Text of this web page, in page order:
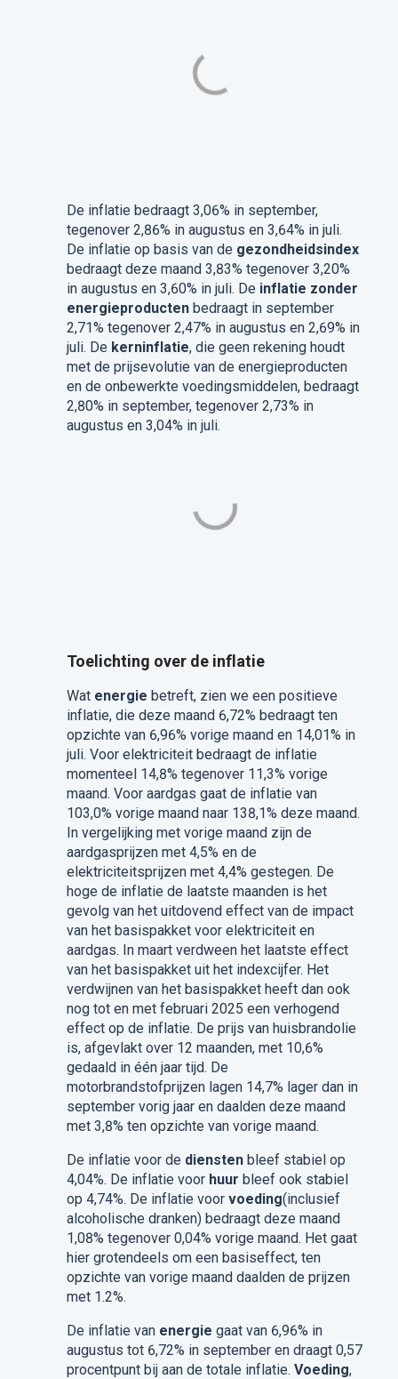
De inflatie bedraagt 3,06% in september,
tegenover 2,86% in augustus en 3,64% in juli.
De inflatie op basis van de gezondheidsindex
bedraagt deze maand 3,83% tegenover 3,20%
in augustus en 3,60% in juli. De inflatie zonder
energieproducten bedraagt in september
2,71% tegenover 2,47% in augustus en 2,69% in
juli. De kerninflatie, die geen rekening houdt
met de prijsevolutie van de energieproducten
en de onbewerkte voedingsmiddelen, bedraagt
2,80% in september, tegenover 2,73% in
augustus en 3,04% in juli.
Toelichting over de inflatie
Wat energie betreft, zien we een positieve
inflatie, die deze maand 6,72% bedraagt ten
opzichte van 6,96% vorige maand en 14,01% in
juli. Voor elektriciteit bedraagt de inflatie
momenteel 14,8% tegenover 11,3% vorige
maand. Voor aardgas gaat de inflatie van
103,0% vorige maand naar 138,1% deze maand.
In vergelijking met vorige maand zijn de
aardgasprijzen met 4,5% en de
elektriciteitsprijzen met 4,4% gestegen. De
hoge de inflatie de laatste maanden is het
gevolg van het uitdovend effect van de impact
van het basispakket voor elektriciteit en
aardgas. In maart verdween het laatste effect
van het basispakket uit het indexcijfer. Het
verdwijnen van het basispakket heeft dan ook
nog tot en met februari 2025 een verhogend
effect op de inflatie. De prijs van huisbrandolie
is, afgevlakt over 12 maanden, met 10,6%
gedaald in één jaar tijd. De
motorbrandstofprijzen lagen 14,7% lager dan in
september vorig jaar en daalden deze maand
met 3,8% ten opzichte van vorige maand.
De inflatie voor de diensten bleef stabiel op
4,04%. De inflatie voor huur bleef ook stabiel
op 4,74%. De inflatie voor voeding(inclusief
alcoholische dranken) bedraagt deze maand
1,08% tegenover 0,04% vorige maand. Het gaat
hier grotendeels om een basiseffect, ten
opzichte van vorige maand daalden de prijzen
met 1.2%.
De inflatie van energie gaat van 6,96% in
augustus tot 6,72% in september en draagt 0,57
procentpunt bij aan de totale inflatie. Voeding,